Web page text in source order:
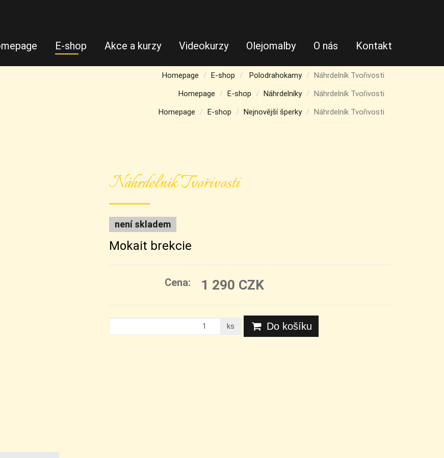
E-shop Akce a kurzy Videokurzy Olejomalby O nás Kontakt
Homepage E-shop Polodrahokamy
Náhrdelník Tvořivosti
Homepage
E-shop Náhrdelníky
Náhrdelník Tvořivosti
Homepage
E-shop Nejnovější šperky Náhrdelník Tvořivosti
Náhrdelník Tvořivosti
není skladem
Mokait brekcie
Cena: 1 290 CZK
ks Do košíku